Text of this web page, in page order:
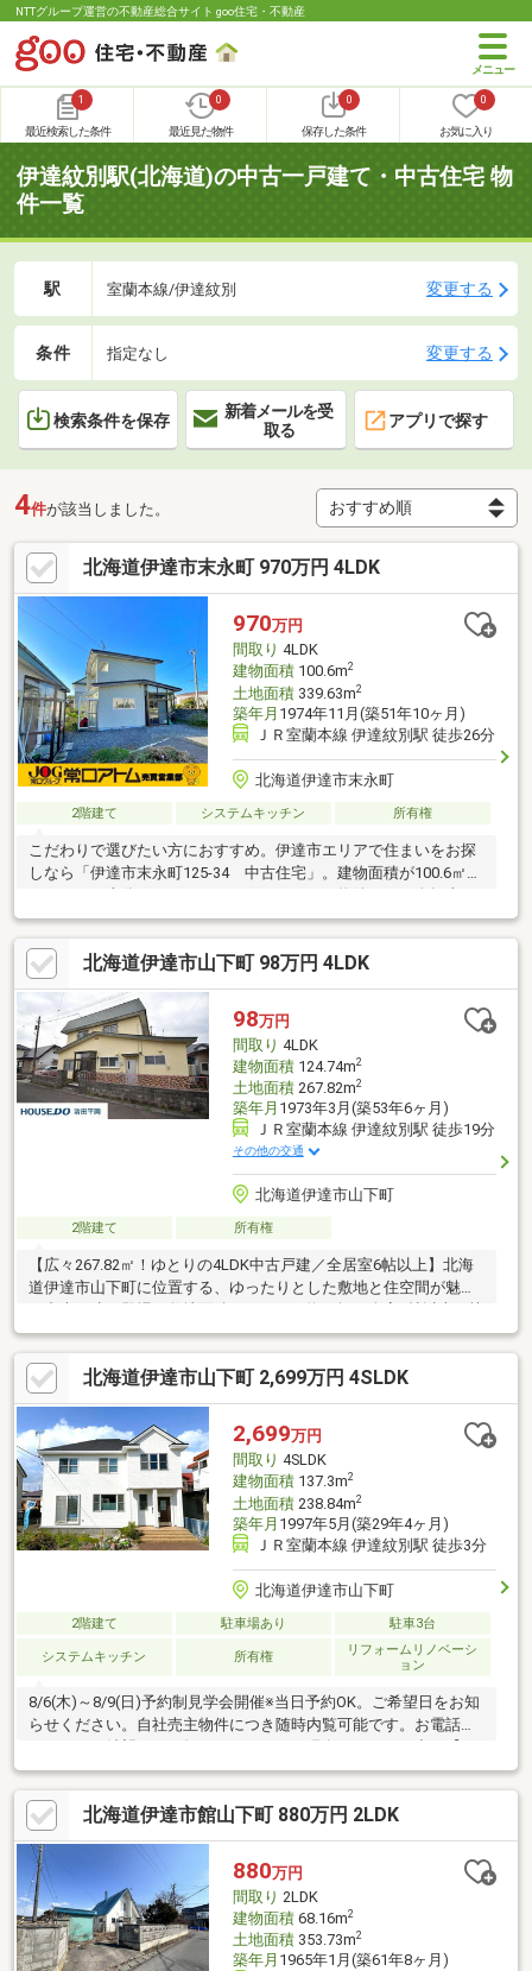
NTTグループ運営の不動産総合サイト goo住宅・不動産
1
最近検索した条件
0
最近見た物件
0
保存した条件
0
お気に入り
伊達紋別駅(北海道)の中古一戸建て・中古住宅 物
件一覧
駅 室蘭本線/伊達紋別 変更する
条件 指定なし 変更する
検索条件を保存
新着メールを受
取る
アプリで探す
4件が該当しました。
北海道伊達市末永町 970万円 4LDK
970万円
間取り 4LDK
建物面積100.6m2
土地面積339.63m2
築年月 1974年11月(築51年10ヶ月)
ＪＲ室蘭本線 伊達紋別駅 徒歩26分
北海道伊達市末永町
2階建て システムキッチン 所有権
こだわりで選びたい方におすすめ。伊達市エリアで住まいをお探
しなら「伊達市末永町125-34 中古住宅」。建物面積が100.6㎡で
よく使う主婦の方にとってうれしいのが平坦地です。よく家で料
理をするという方に嬉しいシステムキッチン付きの物件。こちら
の土地は前面道路6m以上です。換気をして湿気を取れる窓が付い
た浴室がございます。利便性の良い全居室収納スペースはとても
魅力溢れる収納です。
北海道伊達市山下町 98万円 4LDK
98万円
間取り 4LDK
建物面積124.74m2
土地面積267.82m2
築年月 1973年3月(築53年6ヶ月)
ＪＲ室蘭本線 伊達紋別駅 徒歩19分
その他の交通
北海道伊達市山下町
2階建て 所有権
【広々267.82㎡！ゆとりの4LDK中古戸建／全居室6帖以上】北海
道伊達市山下町に位置する、ゆったりとした敷地と住空間が魅力
適な間取りで、ファミリーにもピッタリの4LDK。リビング・ダイ
ニングは明るく開放感があり、家族が自然と集まる空間です。■
永住にもセカンドハウスにもおすすめの立地自然と都市機能が調
和する伊達市で、快適な暮らしを始めませんか？ぜひ現地でご体
感ください！
北海道伊達市山下町 2,699万円 4SLDK
2,699万円
間取り 4SLDK
建物面積137.3m2
土地面積238.84m2
築年月 1997年5月(築29年4ヶ月)
ＪＲ室蘭本線 伊達紋別駅 徒歩3分
北海道伊達市山下町
2階建て 駐車場あり 駐車3台
システムキッチン 所有権
リフォームリノベーシ
ョン
8/6(木)～8/9(日)予約制見学会開催※当日予約OK。ご希望日をお知
らせください。自社売主物件につき随時内覧可能です。お電話か
フォーム内容】 ●外構・外装屋根塗装、外壁塗装●水回りシステ
ムキッチン交換、ユニットバス交換、トイレ交換、洗面化粧台交
換●内装床材上張り、クロス張替え、畳表替え、障子・襖張替え●
その他設備給湯器交換、インターホン設置、火災警報器設置、照
明器具交換【おすすめポイント】・本物件は条件により住宅ロー
ン減税が適用されます。
北海道伊達市館山下町 880万円 2LDK
880万円
間取り 2LDK
建物面積68.16m2
土地面積353.73m2
築年月 1965年1月(築61年8ヶ月)